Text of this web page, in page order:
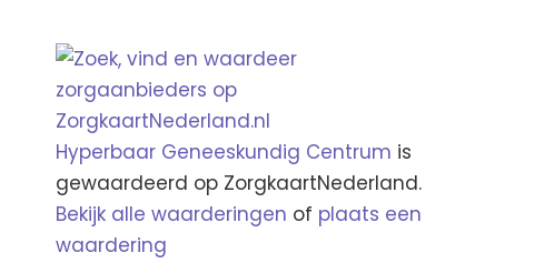
Hyperbaar Geneeskundig Centrum is
gewaardeerd op ZorgkaartNederland.
Bekijk alle waarderingen of plaats een
waardering